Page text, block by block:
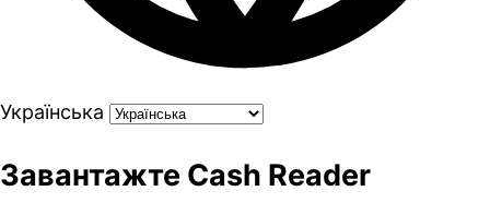
Українська
Завантажте Cash Reader